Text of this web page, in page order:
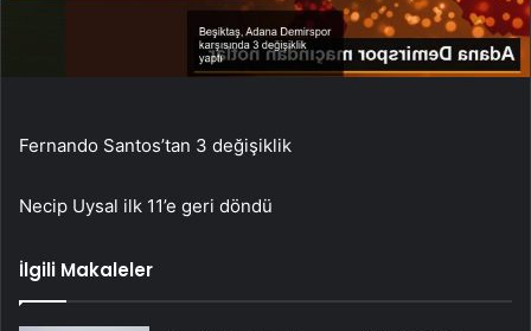
Fernando Santos’tan 3 değişiklik
Necip Uysal ilk 11’e geri döndü
İlgili Makaleler